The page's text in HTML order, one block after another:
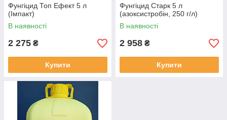
Фунгіцид Топ Ефект 5 л
(Імпакт)
В наявності
2 275 ₴
Купити
Фунгіцид Старк 5 л
(азоксистробін, 250 г/л)
В наявності
2 958 ₴
Купити